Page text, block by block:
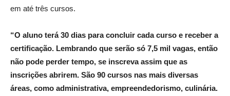
em até três cursos.
“O aluno terá 30 dias para concluir cada curso e receber a
certificação. Lembrando que serão só 7,5 mil vagas, então
não pode perder tempo, se inscreva assim que as
inscrições abrirem. São 90 cursos nas mais diversas
áreas, como administrativa, empreendedorismo, culinária.